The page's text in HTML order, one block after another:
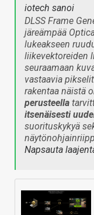
iotech sanoi
DLSS Frame
järeämpää
lukeakseen
liikevektoreiden
seuraamaan
vastaavia
rakentaa näistä
perusteella
itsenäisesti
suorituskykyä
Napsauta